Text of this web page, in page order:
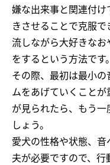
嫌な出来事と関連付
きさせることで克服
流しながら大好きな
をするという方法です。
その際、最初は最小
ムをあげていくことが
が見られたら、もう
しょう。
愛犬の性格や状態、
夫が必要ですので、